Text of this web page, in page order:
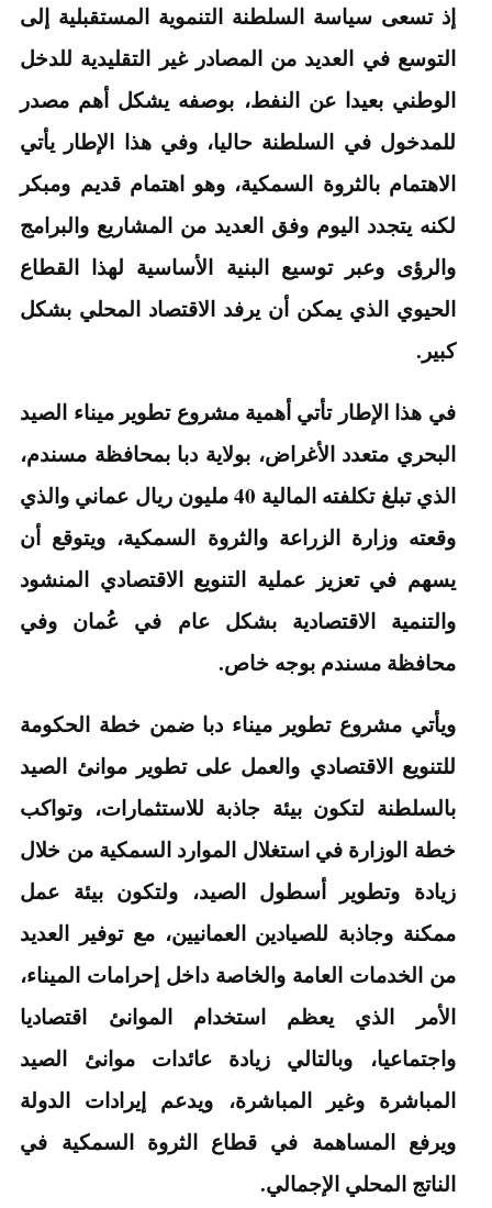
إذ تسعى سياسة السلطنة التنموية المستقبلية إلى
التوسع في العديد من المصادر غير التقليدية للدخل
الوطني بعيدا عن النفط، بوصفه يشكل أهم مصدر
للمدخول في السلطنة حاليا، وفي هذا الإطار يأتي
الاهتمام بالثروة السمكية، وهو اهتمام قديم ومبكر
لكنه يتجدد اليوم وفق العديد من المشاريع والبرامج
والرؤى وعبر توسيع البنية الأساسية لهذا القطاع
الحيوي الذي يمكن أن يرفد الاقتصاد المحلي بشكل
كبير.
في هذا الإطار تأتي أهمية مشروع تطوير ميناء الصيد
البحري متعدد الأغراض، بولاية دبا بمحافظة مسندم،
الذي تبلغ تكلفته المالية 40 مليون ريال عماني والذي
وقعته وزارة الزراعة والثروة السمكية، ويتوقع أن
يسهم في تعزيز عملية التنويع الاقتصادي المنشود
والتنمية الاقتصادية بشكل عام في عُمان وفي
محافظة مسندم بوجه خاص.
ويأتي مشروع تطوير ميناء دبا ضمن خطة الحكومة
للتنويع الاقتصادي والعمل على تطوير موانئ الصيد
بالسلطنة لتكون بيئة جاذبة للاستثمارات، وتواكب
خطة الوزارة في استغلال الموارد السمكية من خلال
زيادة وتطوير أسطول الصيد، ولتكون بيئة عمل
ممكنة وجاذبة للصيادين العمانيين، مع توفير العديد
من الخدمات العامة والخاصة داخل إحرامات الميناء،
الأمر الذي يعظم استخدام الموانئ اقتصاديا
واجتماعيا، وبالتالي زيادة عائدات موانئ الصيد
المباشرة وغير المباشرة، ويدعم إيرادات الدولة
ويرفع المساهمة في قطاع الثروة السمكية في
الناتج المحلي الإجمالي.